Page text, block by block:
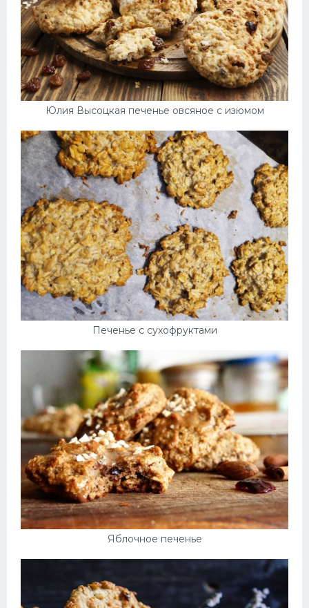
Юлия Высоцкая печенье овсяное с изюмом
Печенье с сухофруктами
Яблочное печенье